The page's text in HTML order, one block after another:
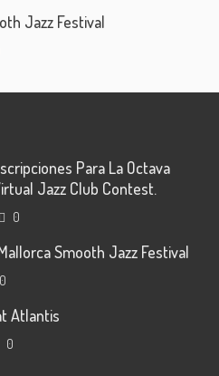
Jazz Festival
Para La Octava
Jazz Club Contest.
0
Smooth Jazz Festival
0
Atlantis
0